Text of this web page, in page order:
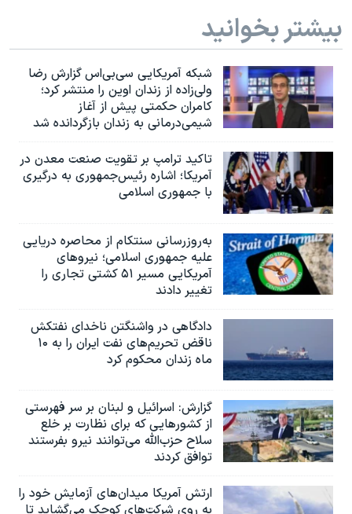
بیشتر بخوانید
شبکه آمریکایی سی‌بی‌‌اس گزارش رضا
ولی‌زاده از زندان اوین را منتشر کرد؛
کامران حکمتی پیش از آغاز
شیمی‌درمانی به زندان بازگردانده شد
تاکید ترامپ بر تقویت صنعت معدن در
آمریکا؛ اشاره رئیس‌جمهوری به درگیری
با جمهوری اسلامی
به‌روزرسانی سنتکام از محاصره دریایی
علیه جمهوری اسلامی؛ نیروهای
آمریکایی مسیر ۵۱ کشتی تجاری را
تغییر دادند
دادگاهی در واشنگتن ناخدای نفتکش
ناقض تحریم‌های نفت ایران را به ۱۰
ماه زندان محکوم کرد
گزارش‌: اسرائيل و لبنان بر سر فهرستی
از کشورهایی که برای نظارت بر خلع
سلاح حزب‌الله می‌توانند نیرو بفرستند
توافق کردند
ارتش آمریکا میدان‌های آزمایش خود را